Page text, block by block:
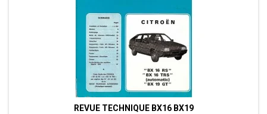
REVUE TECHNIQUE BX16 BX19